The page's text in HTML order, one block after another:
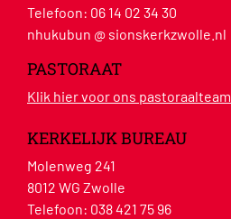
Telefoon: 06 14 02 34 30
nhukubun @ sionskerkzwolle.nl
PASTORAAT
Klik hier voor ons pastoraalteam
KERKELIJK BUREAU
Molenweg 241
8012 WG Zwolle
Telefoon: 038 421 75 96